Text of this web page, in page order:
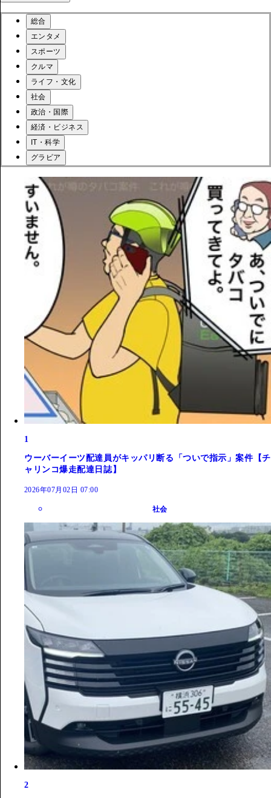
総合
エンタメ
スポーツ
クルマ
ライフ・文化
社会
政治・国際
経済・ビジネス
IT・科学
グラビア
1
ウーバーイーツ配達員がキッパリ断る「ついで指示」案件【チ
ャリンコ爆走配達日誌】
2026年07月02日 07:00
社会
2